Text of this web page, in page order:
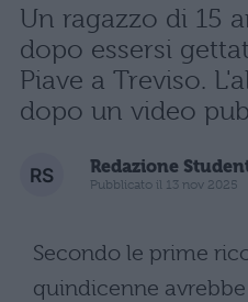
Un ragazzo di 15
dopo essersi
Piave a Treviso.
dopo un video
Redazione
Pubblicato il 13 nov 2025
Secondo le prime
quindicenne